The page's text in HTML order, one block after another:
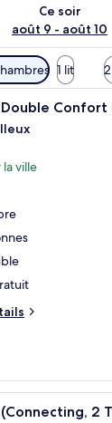
Ce soir
août 9 - août 10
1 lit
:
Confort
la ville
2